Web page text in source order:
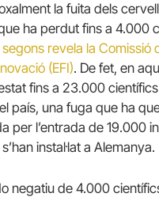
la fuita dels
ha perdut fins a 4.000
segons revela la Comissió
(EFI). De fet, en
fins a 23.000
país, una fuga que ha
per l’entrada de 19.000
instal·lat a Alemanya.
negatiu de 4.000